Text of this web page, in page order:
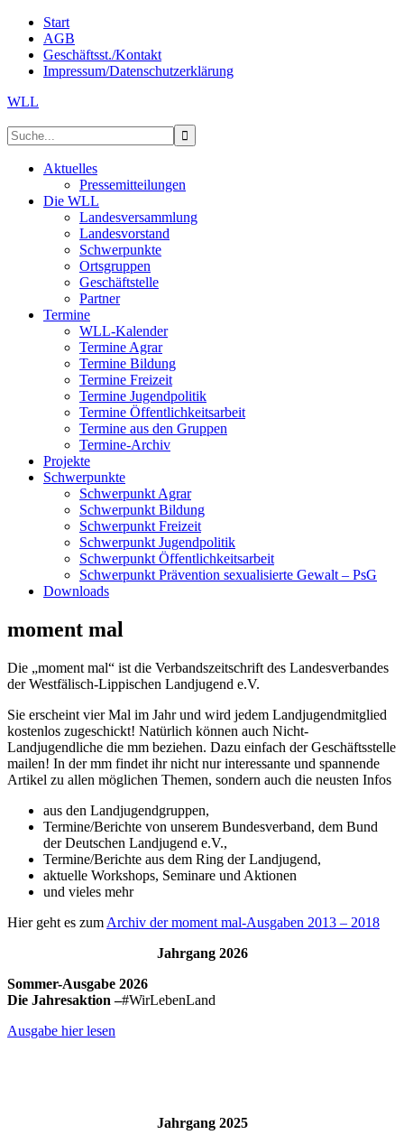
Start
AGB
Geschäftsst./Kontakt
Impressum/Datenschutzerklärung
WLL
Aktuelles
Pressemitteilungen
Die WLL
Landesversammlung
Landesvorstand
Schwerpunkte
Ortsgruppen
Geschäftstelle
Partner
Termine
WLL-Kalender
Termine Agrar
Termine Bildung
Termine Freizeit
Termine Jugendpolitik
Termine Öffentlichkeitsarbeit
Termine aus den Gruppen
Termine-Archiv
Projekte
Schwerpunkte
Schwerpunkt Agrar
Schwerpunkt Bildung
Schwerpunkt Freizeit
Schwerpunkt Jugendpolitik
Schwerpunkt Öffentlichkeitsarbeit
Schwerpunkt Prävention sexualisierte Gewalt – PsG
Downloads
moment mal
Die „moment mal“ ist die Verbandszeitschrift des Landesverbandes
der Westfälisch-Lippischen Landjugend e.V.
Sie erscheint vier Mal im Jahr und wird jedem Landjugendmitglied
kostenlos zugeschickt! Natürlich können auch Nicht-
Landjugendliche die mm beziehen. Dazu einfach der Geschäftsstelle
mailen! In der mm findet ihr nicht nur interessante und spannende
Artikel zu allen möglichen Themen, sondern auch die neusten Infos
aus den Landjugendgruppen,
Termine/Berichte von unserem Bundesverband, dem Bund
der Deutschen Landjugend e.V.,
Termine/Berichte aus dem Ring der Landjugend,
aktuelle Workshops, Seminare und Aktionen
und vieles mehr
Hier geht es zum Archiv der moment mal-Ausgaben 2013 – 2018
Jahrgang 2026
Sommer-Ausgabe 2026
Die Jahresaktion –#WirLebenLand
Ausgabe hier lesen
Jahrgang 2025